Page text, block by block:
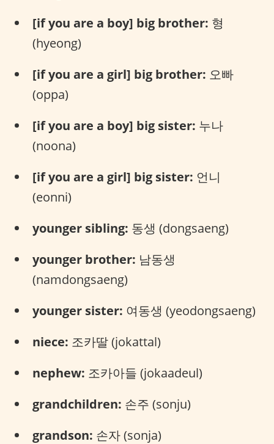
[if you are a boy] big brother: 형
(hyeong)
[if you are a girl] big brother: 오빠
(oppa)
[if you are a boy] big sister: 누나
(noona)
[if you are a girl] big sister: 언니
(eonni)
younger sibling: 동생 (dongsaeng)
younger brother: 남동생
(namdongsaeng)
younger sister: 여동생 (yeodongsaeng)
niece: 조카딸 (jokattal)
nephew: 조카아들 (jokaadeul)
grandchildren: 손주 (sonju)
grandson: 손자 (sonja)